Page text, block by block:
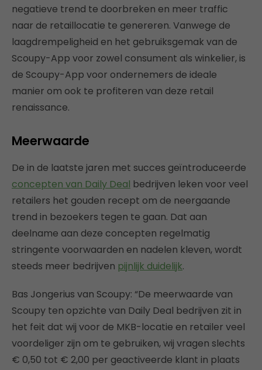
negatieve trend te doorbreken en meer traffic
naar de retaillocatie te genereren. Vanwege de
laagdrempeligheid en het gebruiksgemak van de
Scoupy-App voor zowel consument als winkelier, is
de Scoupy-App voor ondernemers de ideale
manier om ook te profiteren van deze retail
renaissance.
Meerwaarde
De in de laatste jaren met succes geïntroduceerde
concepten van Daily Deal bedrijven leken voor veel
retailers het gouden recept om de neergaande
trend in bezoekers tegen te gaan. Dat aan
deelname aan deze concepten regelmatig
stringente voorwaarden en nadelen kleven, wordt
steeds meer bedrijven pijnlijk duidelijk.
Bas Jongerius van Scoupy: “De meerwaarde van
Scoupy ten opzichte van Daily Deal bedrijven zit in
het feit dat wij voor de MKB-locatie en retailer veel
voordeliger zijn om te gebruiken, wij vragen slechts
€ 0,50 tot € 2,00 per geactiveerde klant in plaats